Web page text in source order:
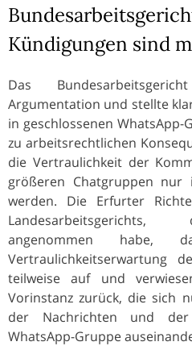
Kündigungen sind
Das
Argumentation und stellte
in geschlossenen
zu arbeitsrechtlichen
die Vertraulichkeit der
größeren Chatgruppen nur
werden. Die Erfurter
angenommen habe,
Vertraulichkeitserwartung
teilweise auf und
Vorinstanz zurück, die sich
der Nachrichten und der
WhatsApp-Gruppe